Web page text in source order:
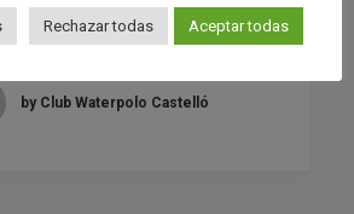
01/05
by Club Waterpolo Castelló
Rechazar todas Aceptar todas